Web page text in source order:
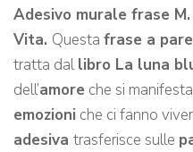
Adesivo murale frase
Vita. Questa frase a
tratta dallibro La luna
dell’amore che si
emozioni che ci fanno
adesiva trasferisce sulle